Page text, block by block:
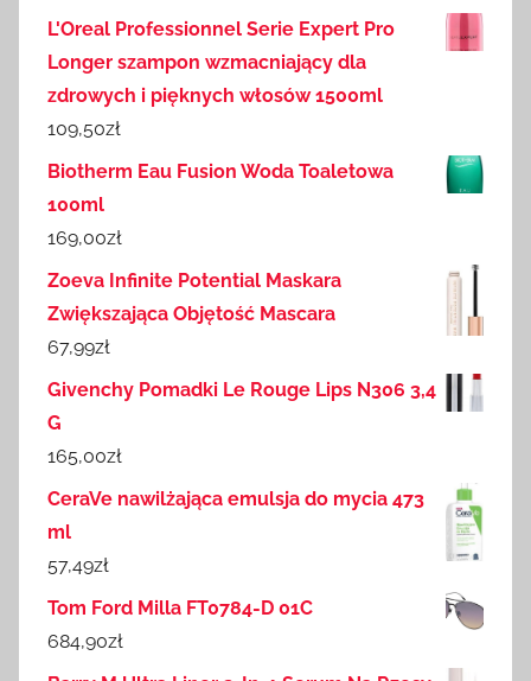
L'Oreal Professionnel Serie Expert Pro
Longer szampon wzmacniający dla
zdrowych i pięknych włosów 1500ml
109,50zł
Biotherm Eau Fusion Woda Toaletowa
100ml
169,00zł
Zoeva Infinite Potential Maskara
Zwiększająca Objętość Mascara
67,99zł
Givenchy Pomadki Le Rouge Lips N306 3,4
G
165,00zł
CeraVe nawilżająca emulsja do mycia 473
ml
57,49zł
Tom Ford Milla FT0784-D 01C
684,90zł